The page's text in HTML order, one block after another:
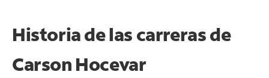
Historia de las carreras de
Carson Hocevar